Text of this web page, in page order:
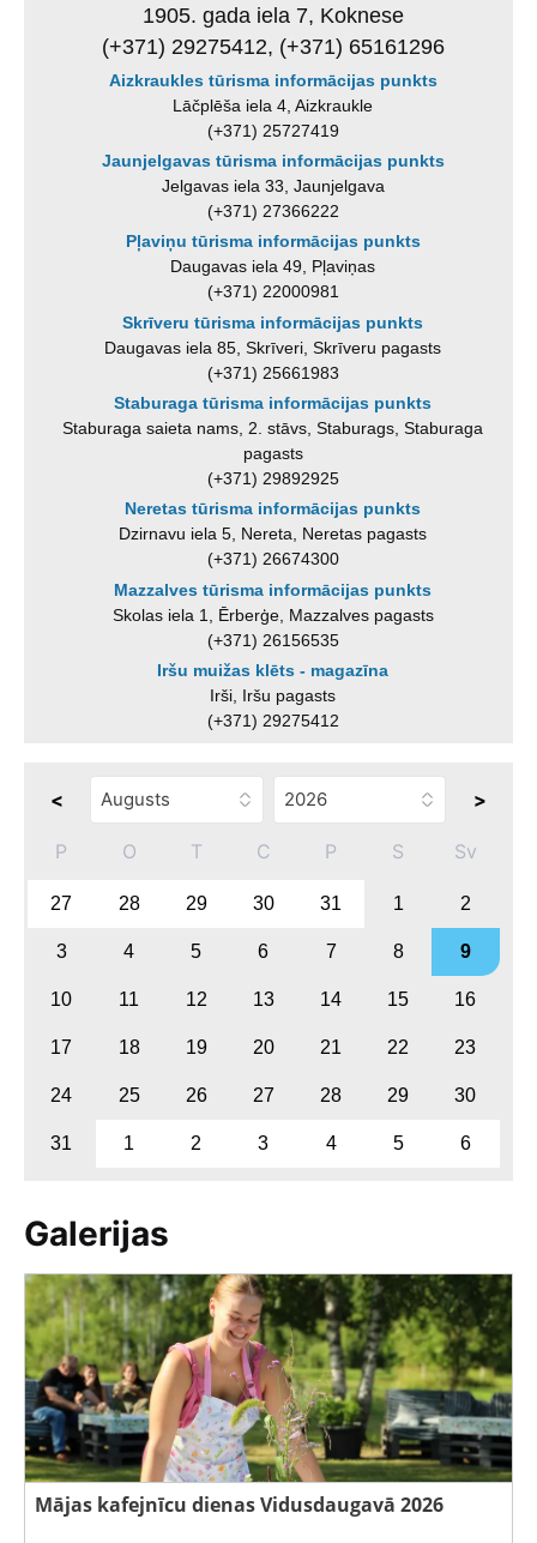
1905. gada iela 7, Koknese
(+371) 29275412, (+371) 65161296
Aizkraukles tūrisma informācijas punkts
Lāčplēša iela 4, Aizkraukle
(+371) 25727419
Jaunjelgavas tūrisma informācijas punkts
Jelgavas iela 33, Jaunjelgava
(+371) 27366222
Pļaviņu tūrisma informācijas punkts
Daugavas iela 49, Pļaviņas
(+371) 22000981
Skrīveru tūrisma informācijas punkts
Daugavas iela 85, Skrīveri, Skrīveru pagasts
(+371) 25661983
Staburaga tūrisma informācijas punkts
Staburaga saieta nams, 2. stāvs, Staburags, Staburaga
pagasts
(+371) 29892925
Neretas tūrisma informācijas punkts
Dzirnavu iela 5, Nereta, Neretas pagasts
(+371) 26674300
Mazzalves tūrisma informācijas punkts
Skolas iela 1, Ērberģe, Mazzalves pagasts
(+371) 26156535
Iršu muižas klēts - magazīna
Irši, Iršu pagasts
(+371) 29275412
< >
P O T C P S Sv
27 28 29 30 31 1 2
3 4 5 6 7 8 9
10 11 12 13 14 15 16
17 18 19 20 21 22 23
24 25 26 27 28 29 30
31 1 2 3 4 5 6
Galerijas
Mājas kafejnīcu dienas Vidusdaugavā 2026